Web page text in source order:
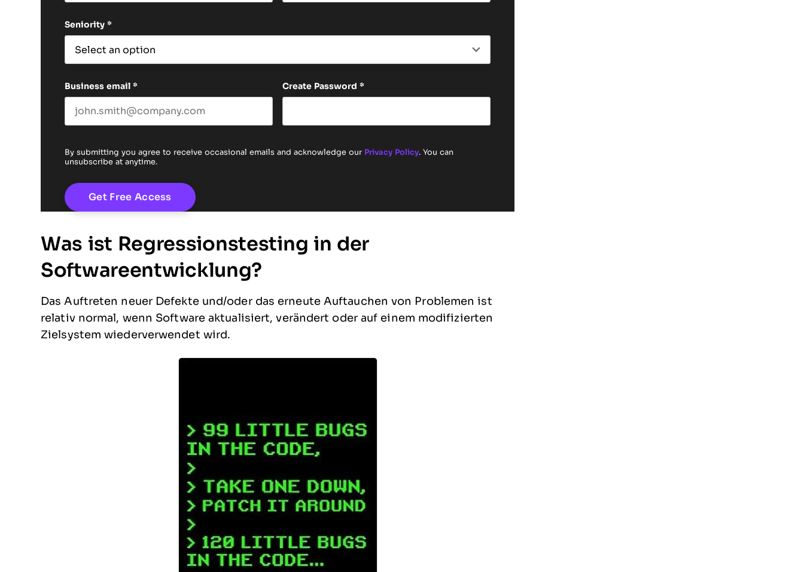
Seniority *
Business email * Create Password *
By submitting you agree to receive occasional emails and acknowledge our Privacy Policy. You can
unsubscribe at anytime.
Was ist Regressionstesting in der
Softwareentwicklung?
Das Auftreten neuer Defekte und/oder das erneute Auftauchen von Problemen ist
relativ normal, wenn Software aktualisiert, verändert oder auf einem modifizierten
Zielsystem wiederverwendet wird.